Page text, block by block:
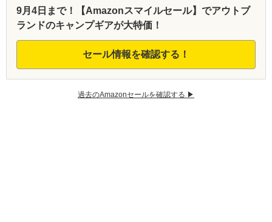
9月4日まで！【Amazonスマイルセール】でアウトブ
ランドのキャンプギアが大特価！
セール情報を確認する！
過去のAmazonセールを確認する ▶︎